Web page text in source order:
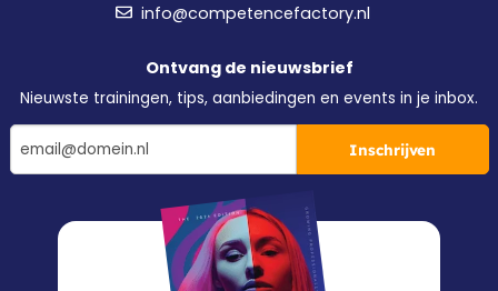
info@competencefactory.nl
Ontvang de nieuwsbrief
Nieuwste trainingen, tips, aanbiedingen en events in je inbox.
Inschrijven